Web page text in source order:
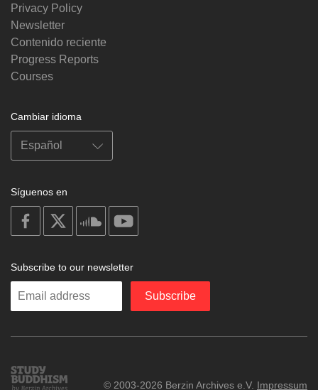
Privacy Policy
Newsletter
Contenido reciente
Progress Reports
Courses
Cambiar idioma
Síguenos en
on
facebook
soundcloud
Subscribe to our newsletter
Enter
Subscribe
Study
Buddhism
© 2003-2026 Berzin Archives e.V. Impressum